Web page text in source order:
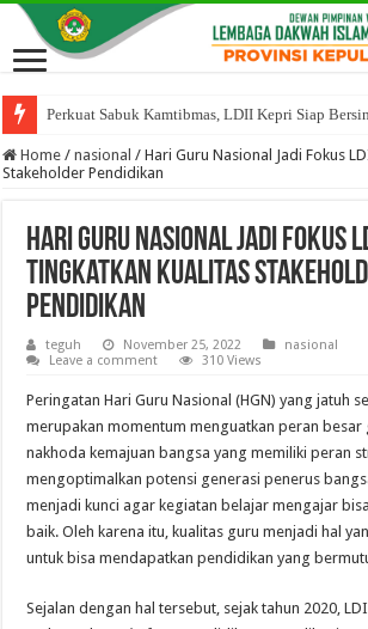
Perkuat Sabuk Kamtibmas, LDII Kepri Siap
Home / nasional / Hari Guru Nasional Jadi Fokus
Stakeholder Pendidikan
Hari Guru Nasional Jadi Fokus
Tingkatkan Kualitas
Pendidikan
teguh November 25, 2022
nasional
Leave a comment
310 Views
Peringatan Hari Guru Nasional (HGN) yang jatuh
merupakan momentum menguatkan peran besar
nakhoda kemajuan bangsa yang memiliki peran
mengoptimalkan potensi generasi penerus
menjadi kunci agar kegiatan belajar mengajar
baik. Oleh karena itu, kualitas guru menjadi hal
untuk bisa mendapatkan pendidikan yang
Sejalan dengan hal tersebut, sejak tahun 2020,